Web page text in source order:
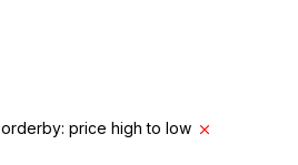
orderby: price high to low